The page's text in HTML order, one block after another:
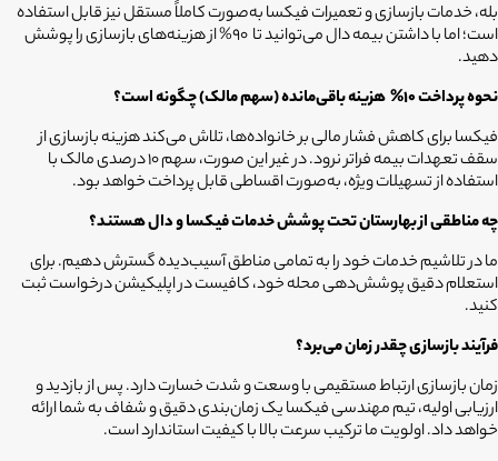
بله، خدمات بازسازی و تعمیرات فیکسا به‌صورت کاملاً مستقل نیز قابل استفاده
است؛ اما با داشتن بیمه دال می‌توانید تا 90% از هزینه‌های بازسازی را پوشش
دهید.
نحوه پرداخت 10%
هزینه باقی‌مانده (سهم مالک) چگونه است؟
فیکسا برای کاهش فشار مالی بر خانواده‌ها، تلاش می‌کند هزینه بازسازی از
سقف تعهدات بیمه فراتر نرود. در غیر این صورت، سهم 10 درصدی مالک با
استفاده از تسهیلات ویژه، به‌صورت اقساطی قابل پرداخت خواهد بود.
چه مناطقی ازبهارستانتحت پوشش خدمات فیکسا و دال هستند؟
ما در تلاشیم خدمات خود را به تمامی مناطق آسیب‌دیده گسترش دهیم. برای
استعلام دقیق پوشش‌دهی محله خود، کافیست در اپلیکیشن درخواست ثبت
کنید.
فرآیند بازسازی چقدر زمان می‌برد؟
زمان بازسازی ارتباط مستقیمی با وسعت و شدت خسارت دارد. پس از بازدید و
ارزیابی اولیه، تیم مهندسی فیکسا یک زمان‌بندی دقیق و شفاف به شما ارائه
خواهد داد. اولویت ما ترکیب سرعت بالا با کیفیت استاندارد است.